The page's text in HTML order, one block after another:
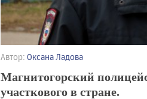
Автор: Оксана Ладова
Магнитогорский
участкового в стране.